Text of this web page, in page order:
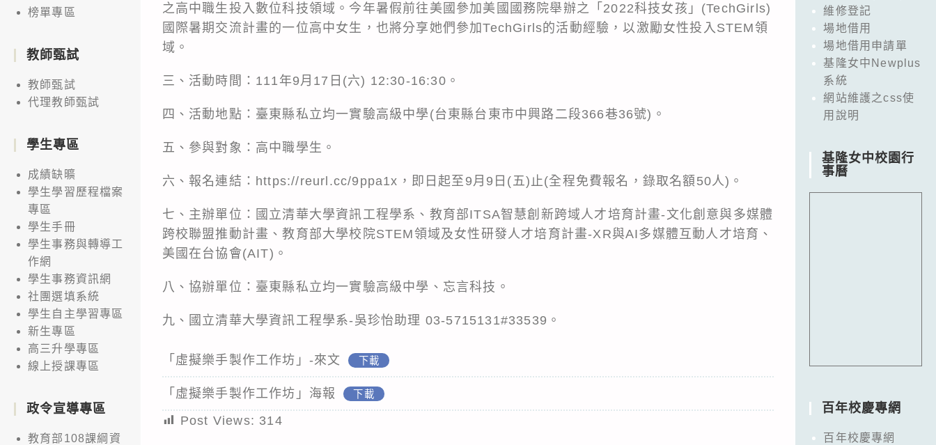
之高中職生投入數位科技領域。今年暑假前往美國參加美國國務院舉辦之「2022科技女孩」(TechGirls)
國際暑期交流計畫的一位高中女生，也將分享她們參加TechGirls的活動經驗，以激勵女性投入STEM領
域。
三、活動時間：111年9月17日(六) 12:30-16:30。
四、活動地點：臺東縣私立均一實驗高級中學(台東縣台東市中興路二段366巷36號)。
五、參與對象：高中職學生。
六、報名連結：https://reurl.cc/9ppa1x，即日起至9月9日(五)止(全程免費報名，錄取名額50人)。
七、主辦單位：國立清華大學資訊工程學系、教育部ITSA智慧創新跨域人才培育計畫-文化創意與多媒體
跨校聯盟推動計畫、教育部大學校院STEM領域及女性研發人才培育計畫-XR與AI多媒體互動人才培育、
美國在台協會(AIT)。
八、協辦單位：臺東縣私立均一實驗高級中學、忘言科技。
九、國立清華大學資訊工程學系-吳珍怡助理 03-5715131#33539。
「虛擬樂手製作工作坊」-來文 下載
「虛擬樂手製作工作坊」海報 下載
Post Views: 314
榜單專區
教師甄試
教師甄試
代理教師甄試
學生專區
成績缺曠
學生學習歷程檔案
專區
學生手冊
學生事務與轉導工
作網
學生事務資訊網
社團選填系統
學生自主學習專區
新生專區
高三升學專區
線上授課專區
政令宣導專區
教育部108課綱資
維修登記
場地借用
場地借用申請單
基隆女中Newplus
系統
網站維護之css使
用說明
基隆女中校園行
事曆
百年校慶專網
百年校慶專網